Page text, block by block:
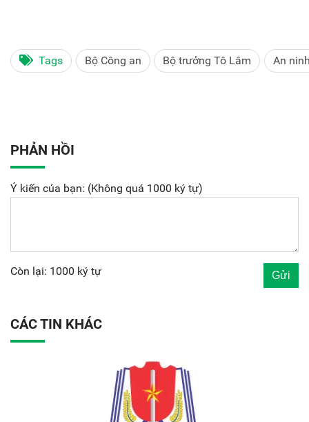
Tags Bộ Công an Bộ trưởng Tô Lâm An
PHẢN HỒI
Ý kiến của bạn: (Không quá 1000 ký tự)
Còn lại: 1000 ký tự
CÁC TIN KHÁC